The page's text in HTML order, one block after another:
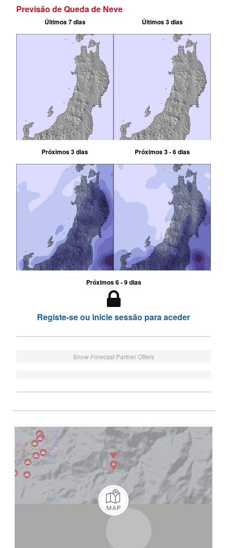
Previsão de Queda de Neve
Últimos 7 dias Últimos 3 dias
Próximos 3 dias Próximos 3 - 6 dias
Próximos 6 - 9 dias
Registe-se ou inicie sessão para aceder
Snow-Forecast Partner Offers